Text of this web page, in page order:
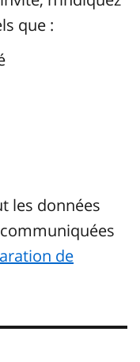
que :
les données
de